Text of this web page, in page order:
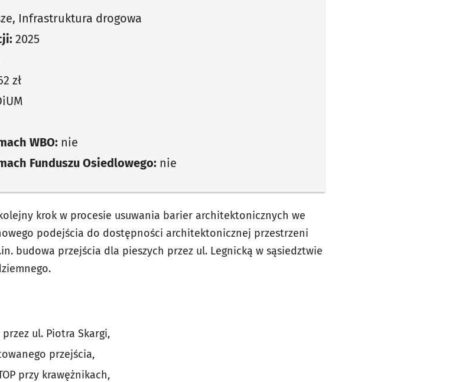
Infrastruktura drogowa
2025
zł
WBO: nie
Funduszu Osiedlowego: nie
krok w procesie usuwania barier architektonicznych we
podejścia do dostępności architektonicznej przestrzeni
budowa przejścia dla pieszych przez ul. Legnicką w sąsiedztwie
ul. Piotra Skargi,
przejścia,
przy krawężnikach,